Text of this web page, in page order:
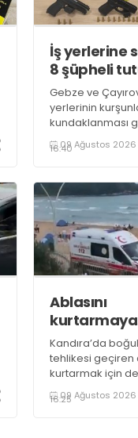
İş yerlerine
8 şüpheli
Gebze ve
yerlerinin
kundaklanması
ilişkin
gözaltına alınan
09 Ağustos 2026
16:40
Ablasını
kurtarmaya
çalışırken
Kandıra’da
tehlikesi geçiren
kurtarmak için
19 yaşındaki genç,
kaldırıldığı
09 Ağustos 2026
16:25